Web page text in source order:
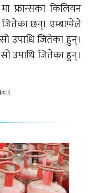
फ्रान्सका किलियन
जितेका छन्। एम्बाप्पेले
उपाधि जितेका हुन्।
उपाधि जितेका हुन्।